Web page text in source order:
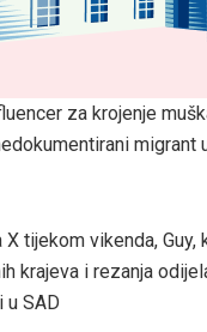
za krojenje
X tijekom vikenda,
krajeva i rezanja
SAD